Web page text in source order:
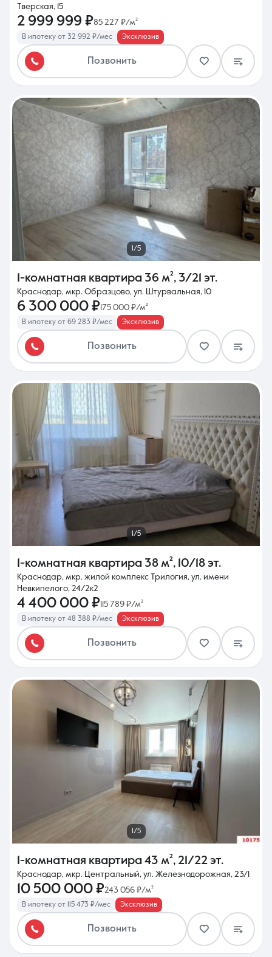
Тверская, 15
2 999 999 ₽85 227 ₽/м²
В ипотеку от 32 992 ₽/мес Эксклюзив
Позвонить
1/5
1-комнатная квартира 36 м², 3/21 эт.
Краснодар, мкр. Образцово, ул. Штурвальная, 10
6 300 000 ₽ 175 000 ₽/м²
В ипотеку от 69 283 ₽/мес Эксклюзив
Позвонить
1/5
1-комнатная квартира 38 м², 10/18 эт.
Краснодар, мкр. жилой комплекс Трилогия, ул. имени
Невкипелого, 24/2к2
4 400 000 ₽ 115 789 ₽/м²
В ипотеку от 48 388 ₽/мес Эксклюзив
Позвонить
1/5
1-комнатная квартира 43 м², 21/22 эт.
Краснодар, мкр. Центральный, ул. Железнодорожная, 23/1
10 500 000 ₽243 056 ₽/м²
В ипотеку от 115 473 ₽/мес Эксклюзив
Позвонить